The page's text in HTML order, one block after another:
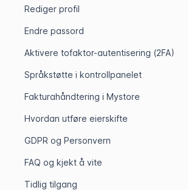
Rediger profil
Endre passord
Aktivere tofaktor-autentisering (2FA)
Språkstøtte i kontrollpanelet
Fakturahåndtering i Mystore
Hvordan utføre eierskifte
GDPR og Personvern
FAQ og kjekt å vite
Tidlig tilgang